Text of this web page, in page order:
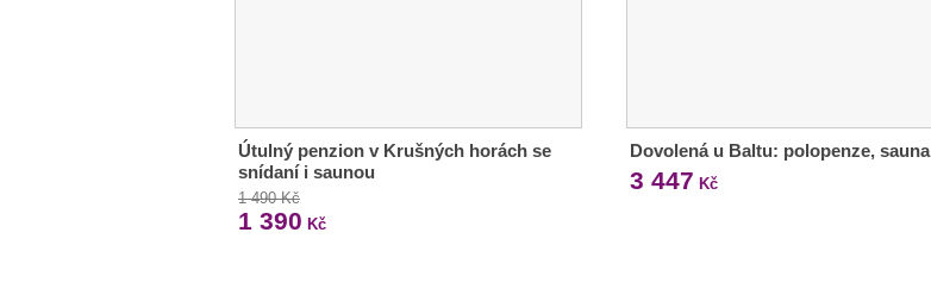
Útulný penzion v Krušných horách se
snídaní i saunou
1 490 Kč
1 390 Kč
Dovolená u Baltu: polopenze, sauna
3 447 Kč